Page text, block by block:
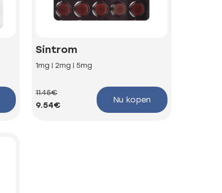
Sintrom
1mg | 2mg | 5mg
11.45€
9.54€
Nu kopen